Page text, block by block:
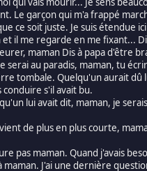
Le garçon qui m'a frappé
ce soit juste. Je suis étendue
il me regarde en me fixant...
maman Dis à papa d'être
serai au paradis, maman, tu
tombale. Quelqu'un aurait dû
conduire s'il avait bu.
lui avait dit, maman, je
de plus en plus courte,
pas maman. Quand j'avais
maman. J'ai une dernière